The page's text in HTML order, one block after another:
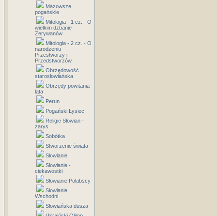
Mazowsze
pogańskie
Mitologia - 1 cz. - O
wielkim dzbanie
Zerywanów
Mitologia - 2 cz. - O
narodzeniu
Przestworzy i
Przedstworzów
Obrzędowość
starosłowiańska
Obrzędy powitania
lata
Perun
Pogański Łysiec
Religie Słowian -
zarys
Sobótka
Stworzenie świata
Słowianie
Słowianie -
ciekawostki
Słowianie Połabscy
Słowianie
Wschodni
Słowiańska dusza